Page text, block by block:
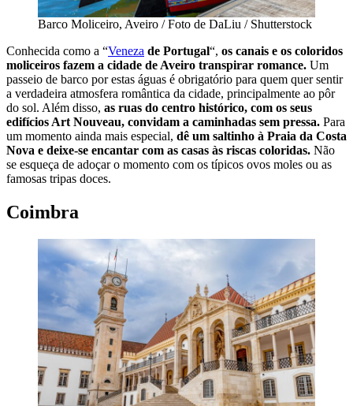
Barco Moliceiro, Aveiro / Foto de DaLiu / Shutterstock
Conhecida como a “Veneza de Portugal“, os canais e os coloridos
moliceiros fazem a cidade de Aveiro transpirar romance. Um
passeio de barco por estas águas é obrigatório para quem quer sentir
a verdadeira atmosfera romântica da cidade, principalmente ao pôr
do sol. Além disso, as ruas do centro histórico, com os seus
edifícios Art Nouveau, convidam a caminhadas sem pressa. Para
um momento ainda mais especial, dê um saltinho à Praia da Costa
Nova e deixe-se encantar com as casas às riscas coloridas. Não
se esqueça de adoçar o momento com os típicos ovos moles ou as
famosas tripas doces.
Coimbra